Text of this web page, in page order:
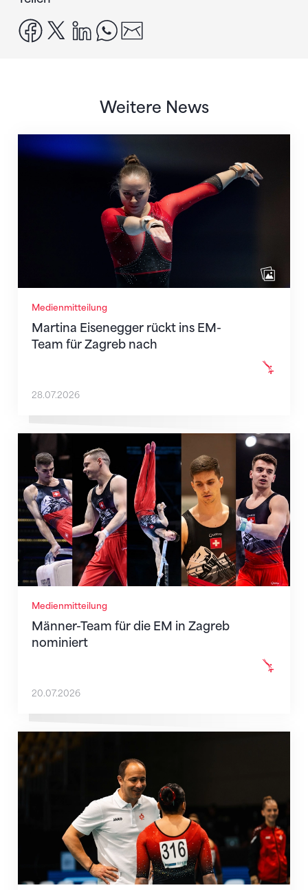
facebook
x linkedinwhatsapp
Weitere News
Medienmitteilung
Martina Eisenegger rückt ins EM-
Team für Zagreb nach
28.07.2026
Medienmitteilung
Männer-Team für die EM in Zagreb
nominiert
Männer-Team für die EM in Zagreb nominiert
20.07.2026
Christopher Lakeman wechselt nach Belgien